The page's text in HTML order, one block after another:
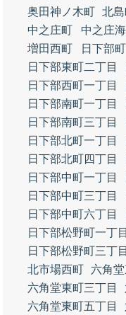
奥田神ノ木町 北
中之庄町
中之庄
増田西町
日下部町
日下部東町二丁目
日下部西町一丁目
日下部南町一丁目
日下部南町三丁目
日下部北町一丁目
日下部北町四丁目
日下部中町一丁目
日下部中町三丁目
日下部中町六丁目
日下部松野町一丁目
日下部松野町三丁目
北市場西町
六角
六角堂東町三丁目
六角堂東町五丁目